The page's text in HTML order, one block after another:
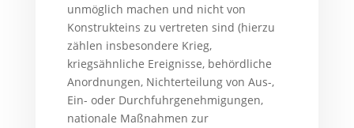
unmöglich machen und nicht von
Konstrukteins zu vertreten sind (hierzu
zählen insbesondere Krieg,
kriegsähnliche Ereignisse, behördliche
Anordnungen, Nichterteilung von Aus-,
Ein- oder Durchfuhrgenehmigungen,
nationale Maßnahmen zur